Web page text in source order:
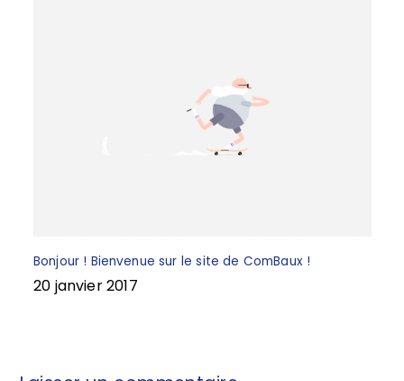
Bonjour ! Bienvenue sur le site de ComBaux !
20 janvier 2017